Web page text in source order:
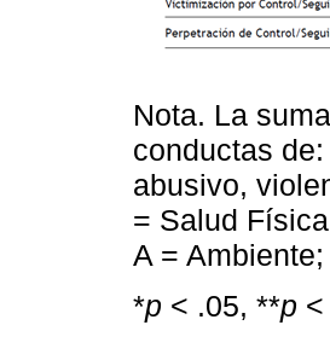
Nota. La
conductas
abusivo,
= Salud
A =
*p < .05, **p